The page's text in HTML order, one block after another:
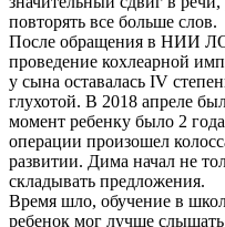
повторять все больше слов.
После обращения в НИИ
проведение кохлеарной
у сына оставалась IV
глухотой. В 2018 апреле
момент ребенку было 2
операции произошел
развитии. Дима начал не
складывать предложения.
Время шло, обучение в
ребенок мог лучше